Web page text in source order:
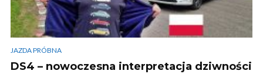
JAZDA PRÓBNA
DS4 – nowoczesna interpretacja dziwności